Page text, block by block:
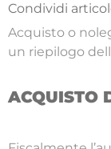
Condividi
Acquisto o
un riepilogo
ACQUISTO